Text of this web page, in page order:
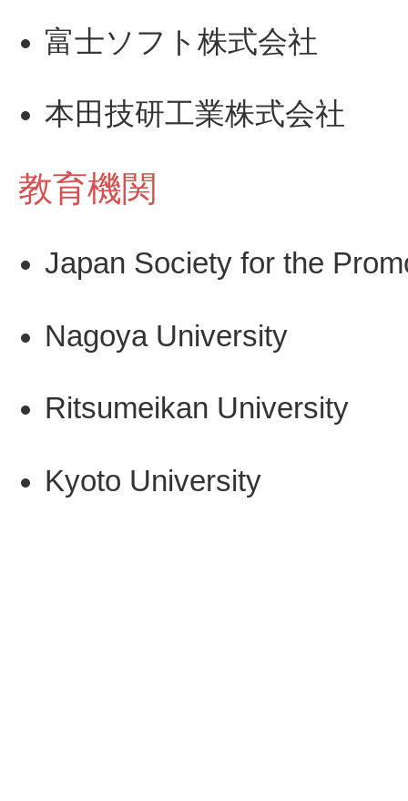
富士ソフト株式会社
本田技研工業株式会社
教育機関
Japan Society for the
Nagoya University
Ritsumeikan University
Kyoto University